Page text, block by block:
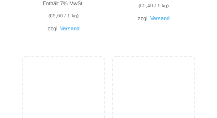
Enthält 7% MwSt.
(€5,60 / 1 kg)
zzgl. Versand
(€5,40 / 1 kg)
zzgl.Versand